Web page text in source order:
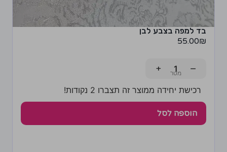
בד למפה בצבע לבן
55.00₪
−
+
רכישת יחידה ממוצר זה תצברו 2 נקודות!
הוספה לסל